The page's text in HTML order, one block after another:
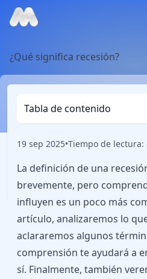
¿Qué significa recesión?
Tabla de contenido
19 sep 2025•Tiempo de lectura:
La definición de una
brevemente, pero
influyen es un poco más
artículo, analizaremos lo
aclararemos algunos
comprensión te ayudará a
sí. Finalmente, también